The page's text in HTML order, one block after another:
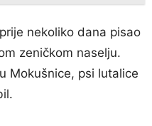
nekoliko dana pisao
zeničkom naselju.
Mokušnice, psi lutalice